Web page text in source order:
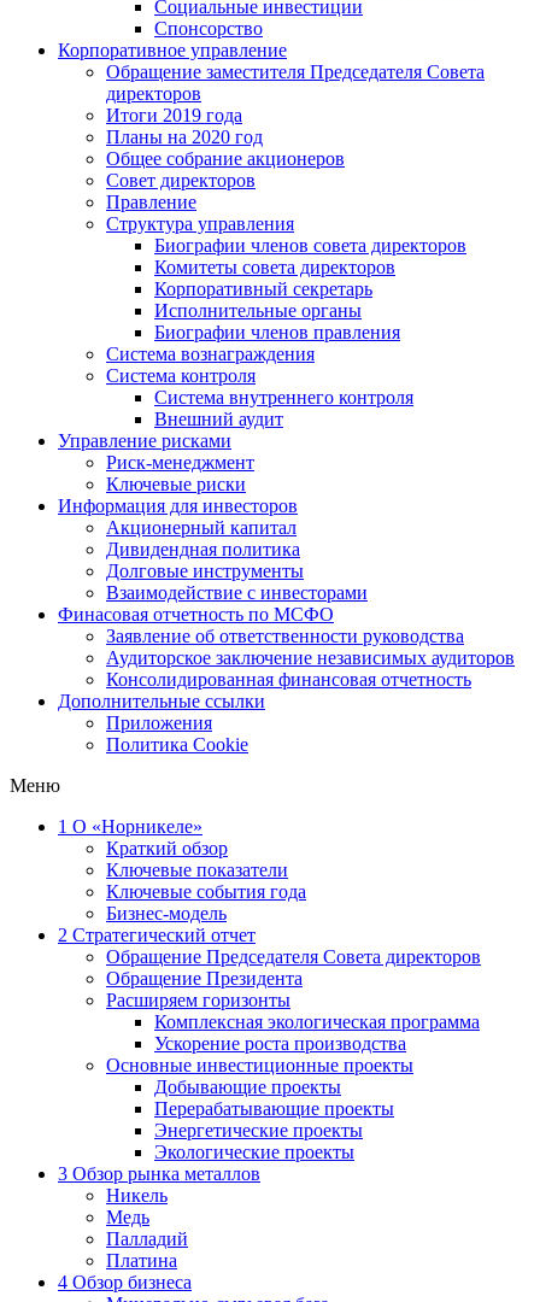
Социальные инвестиции
Спонсорство
Корпоративное управление
Обращение заместителя Председателя Совета
директоров
Итоги 2019 года
Планы на 2020 год
Общее собрание акционеров
Совет директоров
Правление
Структура управления
Биографии членов совета директоров
Комитеты совета директоров
Корпоративный секретарь
Исполнительные органы
Биографии членов правления
Система вознаграждения
Система контроля
Система внутреннего контроля
Внешний аудит
Управление рисками
Риск-менеджмент
Ключевые риски
Информация для инвесторов
Акционерный капитал
Дивидендная политика
Долговые инструменты
Взаимодействие с инвеcторами
Финасовая отчетность по МСФО
Заявление об ответственности руководства
Аудиторское заключение независимых аудиторов
Консолидированная финансовая отчетность
Дополнительные ссылки
Приложения
Политика Cookie
Меню
1 О «Норникеле»
Краткий обзор
Ключевые показатели
Ключевые события года
Бизнес-модель
2 Стратегический отчет
Обращение Председателя Совета директоров
Обращение Президента
Расширяем горизонты
Комплексная экологическая программа
Ускорение роста производства
Основные инвестиционные проекты
Добывающие проекты
Перерабатывающие проекты
Энергетические проекты
Экологические проекты
3 Обзор рынка металлов
Никель
Медь
Палладий
Платина
4 Обзор бизнеса